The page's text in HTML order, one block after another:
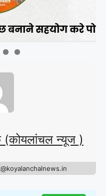
(कोयलांचल न्यूज )